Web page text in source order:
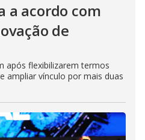
a acordo com
de
após flexibilizarem termos
ampliar vínculo por mais duas